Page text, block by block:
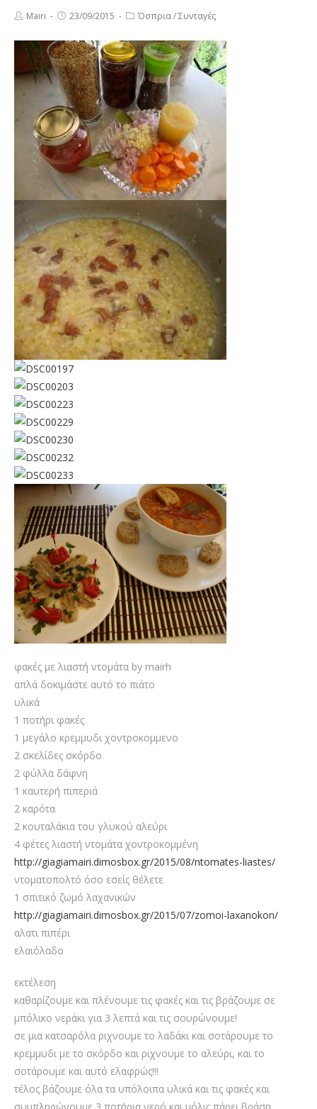
PostMairi
Post23/09/2015
PostΌσπρια/Συνταγές
φακές με λιαστή ντομάτα by mairh
απλά δοκιμάστε αυτό το πιάτο
υλικά
1 ποτήρι φακές
1 μεγάλο κρεμμυδι χοντροκομμενο
2 σκελίδες σκόρδο
2 φύλλα δάφνη
1 καυτερή πιπεριά
2 καρότα
2 κουταλάκια του γλυκού αλεύρι
4 φέτες λιαστή ντομάτα χοντροκομμένη
http://giagiamairi.dimosbox.gr/2015/08/ntomates-liastes/
ντοματοπολτό όσο εσείς θέλετε
1 σπιτικό ζωμό λαχανικών
http://giagiamairi.dimosbox.gr/2015/07/zomoi-laxanokon/
αλατι πιπέρι
ελαιόλαδο
εκτέλεση
καθαρίζουμε και πλένουμε τις φακές και τις βράζουμε σε
μπόλικο νεράκι για 3 λεπτά και τις σουρώνουμε!
σε μια κατσαρόλα ριχνουμε το λαδάκι και σοτάρουμε το
κρεμμυδι με το σκόρδο και ριχνουμε το αλεύρι, και το
σοτάρουμε και αυτό ελαφρώς!!!
τέλος βάζουμε όλα τα υπόλοιπα υλικά και τις φακές και